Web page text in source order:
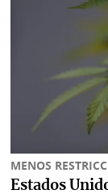
MENOS
Estados